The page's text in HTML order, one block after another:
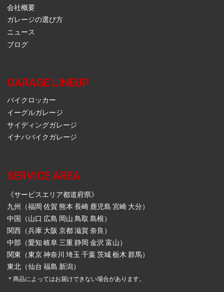
会社概要
ガレージの選び方
ニュース
ブログ
GARAGE LINEUP
バイクロッカー
イーグルガレージ
サイディングガレージ
イナババイクガレージ
SERVICE AREA
《サービスエリア都道府県》
九州（福岡 佐賀 熊本 長崎 鹿児島 宮崎 大分）
中国（山口 広島 岡山 鳥取 島根）
関西（兵庫 大阪 京都 滋賀 奈良）
中部（愛知 岐阜 三重 静岡 金沢 富山）
関東（東京 神奈川 埼玉 千葉 茨城 栃木 群馬）
東北（仙台 福島 新潟）
＊商品によってはお届けできない場合があります。